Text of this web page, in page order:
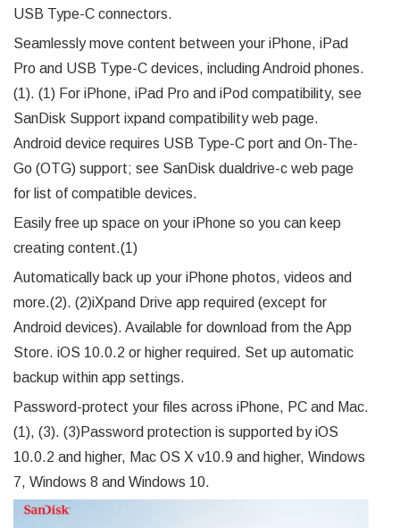
USB Type-C connectors.
Seamlessly move content between your iPhone, iPad
Pro and USB Type-C devices, including Android phones.
(1). (1) For iPhone, iPad Pro and iPod compatibility, see
SanDisk Support ixpand compatibility web page.
Android device requires USB Type-C port and On-The-
Go (OTG) support; see SanDisk dualdrive-c web page
for list of compatible devices.
Easily free up space on your iPhone so you can keep
creating content.(1)
Automatically back up your iPhone photos, videos and
more.(2). (2)iXpand Drive app required (except for
Android devices). Available for download from the App
Store. iOS 10.0.2 or higher required. Set up automatic
backup within app settings.
Password-protect your files across iPhone, PC and Mac.
(1), (3). (3)Password protection is supported by iOS
10.0.2 and higher, Mac OS X v10.9 and higher, Windows
7, Windows 8 and Windows 10.